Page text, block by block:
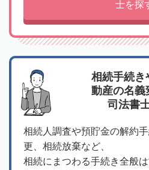
士を探
相続手続き
動産の名義
司法書
相続人調査や預貯金の解約
更、相続放棄など、
相続にまつわる手続き全般